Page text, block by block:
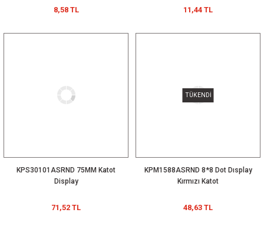
8,58 TL 11,44 TL
KPS30101ASRND 75MM Katot
Display
71,52 TL
TÜKENDİ
KPM1588ASRND 8*8 Dot Dısplay
Kırmızı Katot
48,63 TL